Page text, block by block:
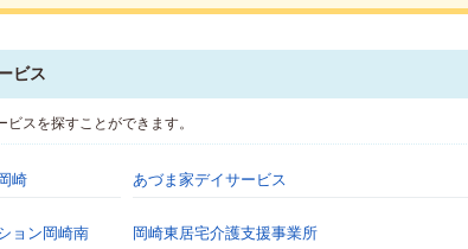
ビス
スを探すことができます。
崎 あづま家デイサービス
ョン岡崎南 岡崎東居宅介護支援事業所